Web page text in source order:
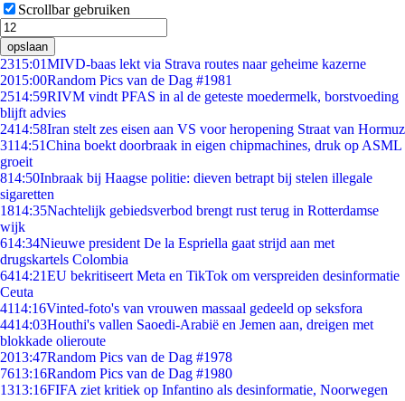
Scrollbar gebruiken
opslaan
2315:01MIVD-baas lekt via Strava routes naar geheime kazerne
2015:00Random Pics van de Dag #1981
2514:59RIVM vindt PFAS in al de geteste moedermelk, borstvoeding
blijft advies
2414:58Iran stelt zes eisen aan VS voor heropening Straat van Hormuz
3114:51China boekt doorbraak in eigen chipmachines, druk op ASML
groeit
814:50Inbraak bij Haagse politie: dieven betrapt bij stelen illegale
sigaretten
1814:35Nachtelijk gebiedsverbod brengt rust terug in Rotterdamse
wijk
614:34Nieuwe president De la Espriella gaat strijd aan met
drugskartels Colombia
6414:21EU bekritiseert Meta en TikTok om verspreiden desinformatie
Ceuta
4114:16Vinted-foto's van vrouwen massaal gedeeld op seksfora
4414:03Houthi's vallen Saoedi-Arabië en Jemen aan, dreigen met
blokkade olieroute
2013:47Random Pics van de Dag #1978
7613:16Random Pics van de Dag #1980
1313:16FIFA ziet kritiek op Infantino als desinformatie, Noorwegen